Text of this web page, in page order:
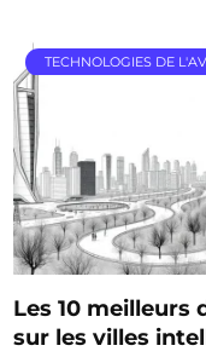
TECHNOLOGIES DE
Les 10 meilleurs
sur les villes